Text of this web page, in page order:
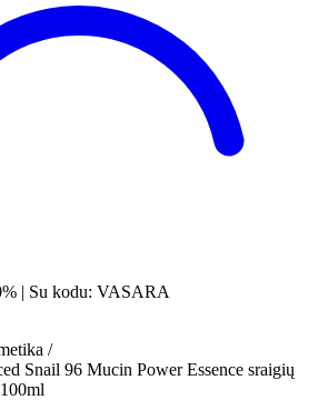
| Su kodu: VASARA
/
Snail 96 Mucin Power Essence sraigių